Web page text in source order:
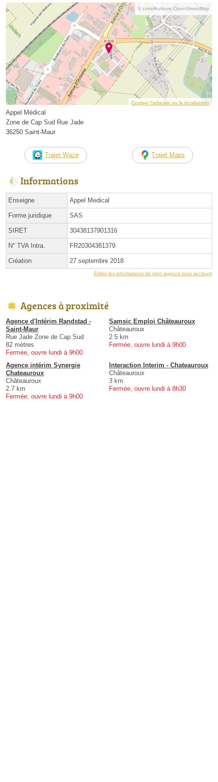
© contributeurs OpenStreetMap
Corriger l’adresse ou la localisation
Appel Médical
Zone de Cap Sud Rue Jade
36250 Saint-Maur
Trajet Waze Trajet Maps
Informations
Enseigne Appel Medical
Forme juridique SAS
SIRET 30438137901316
N° TVA Intra. FR20304381379
Création 27 septembre 2018
Éditer les informations de mon agence tous secteurs
Agences à proximité
Agence d'Intérim Randstad -
Saint-Maur
Rue Jade Zone de Cap Sud
82 mètres
Fermée, ouvre lundi à 9h00
Samsic Emploi Châteauroux
Châteauroux
2.5 km
Fermée, ouvre lundi à 9h00
Agence intérim Synergie
Chateauroux
Châteauroux
2.7 km
Fermée, ouvre lundi à 9h00
Interaction Interim - Chateauroux
Châteauroux
3 km
Fermée, ouvre lundi à 8h30